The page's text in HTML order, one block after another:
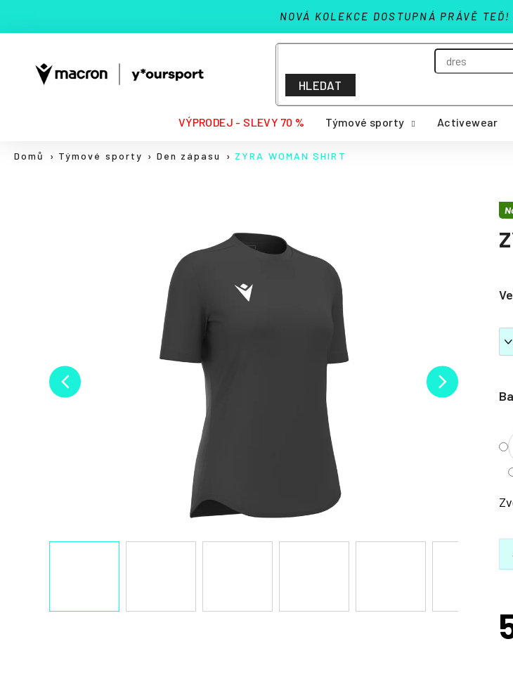
obsah
NOVÁ KOLEKCE DOSTUPNÁ PRÁVĚ TEĎ!
HLEDAT
VÝPRODEJ - SLEVY 70 % Týmové sporty Activewear
Domů Týmové sporty Den zápasu ZYRA WOMAN SHIRT
Zpět
obchodu
Zpět
obchodu